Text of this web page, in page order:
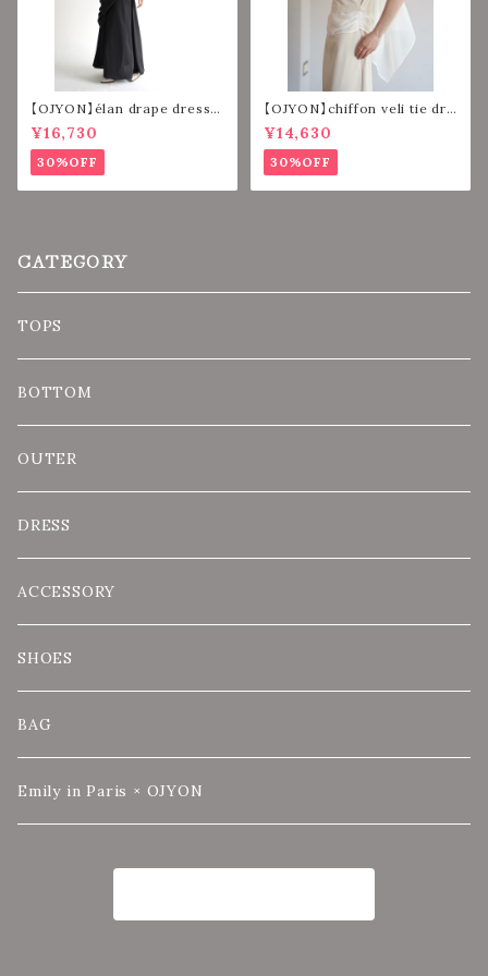
【OJYON】élan drape dress
【BLACK】
¥16,730
30%OFF
【OJYON】chiffon veli tie dre
ss 【WHITE】
¥14,630
30%OFF
CATEGORY
TOPS
BOTTOM
OUTER
DRESS
ACCESSORY
SHOES
BAG
Emily in Paris × OJYON